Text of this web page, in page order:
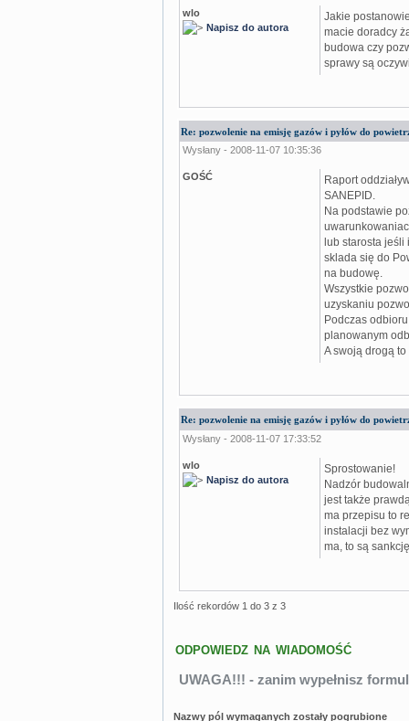
wlo
Napisz do autora
Jakie
macie doradcy
budowa czy
sprawy są
Re: pozwolenie na emisję gazów i pyłów do
Wysłany - 2008-11-07 10:35:36
GOŚĆ
Raport
SANEPID.
Na podstawie
lub starosta
sklada się do
na budowę.
Wszystkie
uzyskaniu
Podczas
planowanym
A swoją drogą
Re: pozwolenie na emisję gazów i pyłów do
Wysłany - 2008-11-07 17:33:52
wlo
Napisz do autora
Sprostowanie!
Nadzór
jest także
ma przepisu to
instalacji bez
ma, to są
Ilość rekordów 1 do 3 z 3
ODPOWIEDZ NA WIADOMOŚĆ
UWAGA!!! - zanim wypełnisz
Nazwy pól wymaganych zostały pogrubione